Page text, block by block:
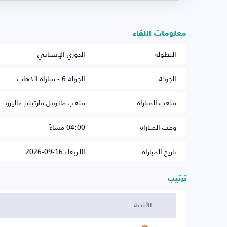
معلومات اللقاء
البطولة
الدوري الإسباني
الجولة
الجولة 6 - مباراة الذهاب
ملعب المباراة
ملعب مانويل مارتينيز فاليرو
وقت المباراة
04:00 مساءً
تاريخ المباراة
الأربعاء 16-09-2026
ترتيب
الأندية